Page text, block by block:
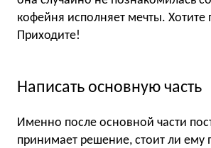
кофейня исполняет мечты. Хотите
Приходите!
Написать основную часть
Именно после основной части
принимает решение, стоит ли ему